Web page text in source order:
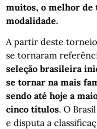
muitos, o melhor de
modalidade.
A partir deste
se tornaram
seleção brasileira
se tornar na mais
sendo até hoje a
cinco títulos. O
e disputa a